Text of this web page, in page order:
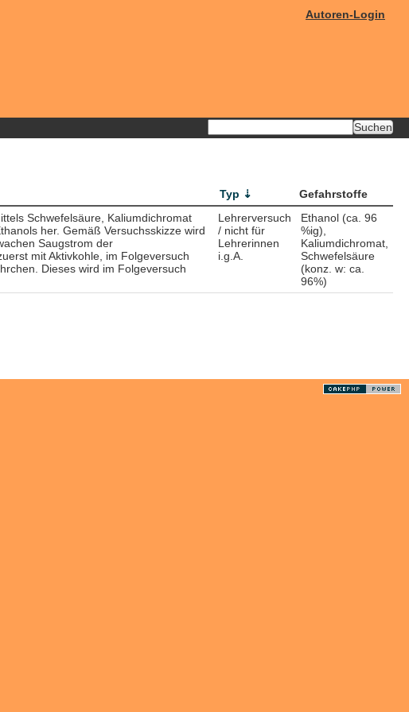
Autoren-Login
Typ
Gefahrstoffe
Schwefelsäure, Kaliumdichromat
her. Gemäß Versuchsskizze wird
Saugstrom der
mit Aktivkohle, im Folgeversuch
Dieses wird im Folgeversuch
Lehrerversuch
/ nicht für
Lehrerinnen
i.g.A.
Ethanol (ca. 96
%ig),
Kaliumdichromat,
Schwefelsäure
(konz. w: ca.
96%)